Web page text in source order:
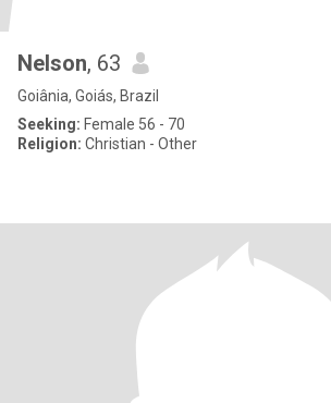
Nelson, 63
Goiânia, Goiás, Brazil
Seeking: Female 56 - 70
Religion: Christian - Other